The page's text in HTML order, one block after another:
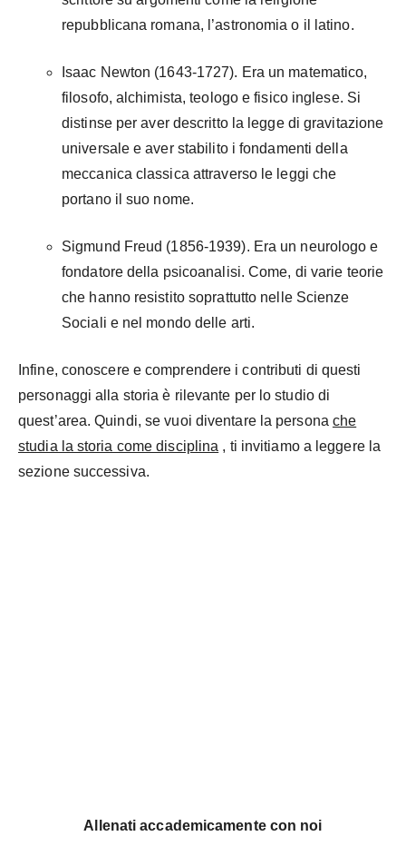
repubblicana romana, l’astronomia o il latino.
Isaac Newton (1643-1727). Era un matematico,
filosofo, alchimista, teologo e fisico inglese. Si
distinse per aver descritto la legge di gravitazione
universale e aver stabilito i fondamenti della
meccanica classica attraverso le leggi che
portano il suo nome.
Sigmund Freud (1856-1939). Era un neurologo e
fondatore della psicoanalisi. Come, di varie teorie
che hanno resistito soprattutto nelle Scienze
Sociali e nel mondo delle arti.
Infine, conoscere e comprendere i contributi di questi
personaggi alla storia è rilevante per lo studio di
quest’area. Quindi, se vuoi diventare la persona che
studia la storia come disciplina , ti invitiamo a leggere la
sezione successiva.
Allenati accademicamente con noi